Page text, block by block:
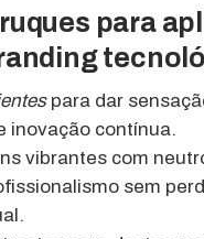
para
para dar
inovação contínua.
vibrantes com
sem